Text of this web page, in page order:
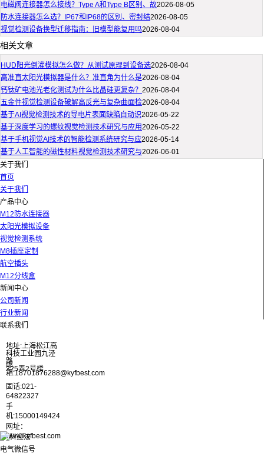
电磁阀连接器怎么接线？Type A和Type B区别、故2026-08-05
防水连接器怎么选？IP67和IP68的区别、密封结2026-08-05
视觉检测设备换型迁移指南：旧模型能复用吗2026-08-04
相关文章
HUD阳光倒灌模拟怎么做？从测试原理到设备选2026-08-04
高准直太阳光模拟器是什么？准直角为什么是2026-08-04
钙钛矿电池光老化测试为什么比晶硅更复杂？ 2026-08-04
五金件视觉检测设备破解高反光与复杂曲面检2026-08-04
基于AI视觉检测技术的导电片表面缺陷自动识2026-05-22
基于深度学习的螺纹视觉检测技术研究与应用2026-05-22
基于手机视觉AI技术的智能检测系统研究与应2026-05-14
基于人工智能的磁性材料视觉检测技术研究与2026-06-01
关于我们
首页
关于我们
产品中心
M12防水连接器
太阳光模拟设备
视觉检测系统
M8插座定制
航空插头
M12分线盒
新闻中心
公司新闻
行业新闻
联系我们
地址:上海松江高
科技工业园九泾
路
325弄2号楼
邮
箱:18701876288@kyfbest.com
固话:021-
64822327
手
机:15000149424
网址：
www.kyfbest.com